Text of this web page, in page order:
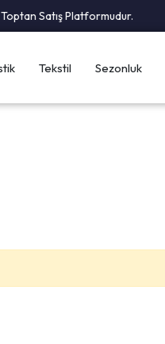
Satış Platformudur.
Tekstil Sezonluk